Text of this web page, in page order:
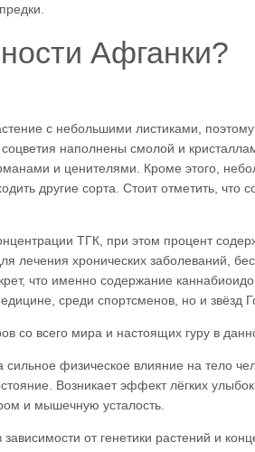
Афганки?
с небольшими листиками,
наполнены смолой и
и ценителями. Кроме этого,
другие сорта. Стоит отметить, что
ТГК, при этом процент
лечения хронических заболеваний,
что именно содержание
среди спортсменов, но и звёзд
со всего мира и настоящих гуру в
сильное физическое влияние на тело
Возникает эффект лёгких
и мышечную усталость.
от генетики растений и